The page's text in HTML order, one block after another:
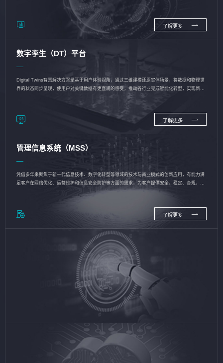
了解更多
数字孪生（DT）平台
Digital Twins智慧解决方案是基于用户体验视角，通过三维建模还原实体场景，将数据和物理世
界的状态同步呈现，使用户对关键数据有更直观的感受，推动各行业完成智能化转型，实现新旧
了解更多
管理信息系统（MSS）
凭借多年来聚焦于新一代信息技术、数字化转型等领域的技术与商业模式的创新应用，有能力满
足客户在网络优化、运营维护和信息安全防护等方面的需求，为客户提供安全、稳定、合规、持
了解更多